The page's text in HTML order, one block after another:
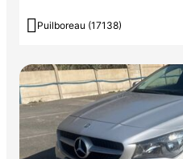
 Puilboreau (17138)